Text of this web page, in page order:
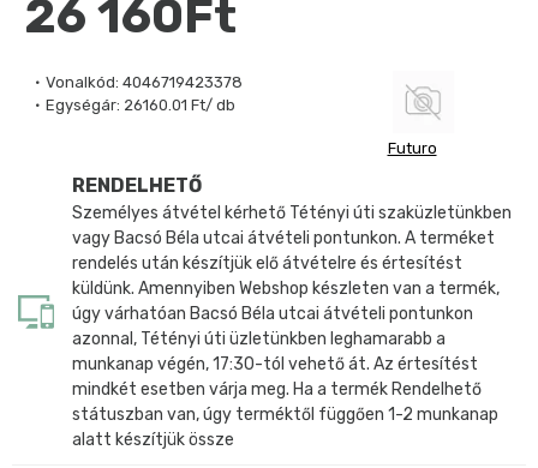
Vonalkód: 4046719423378
Egységár: 26160.01 Ft/ db
Futuro
26 160Ft
RENDELHETŐ
Személyes átvétel kérhető Tétényi úti szaküzletünkben
vagy Bacsó Béla utcai átvételi pontunkon. A terméket
rendelés után készítjük elő átvételre és értesítést
küldünk. Amennyiben Webshop készleten van a termék,
úgy várhatóan Bacsó Béla utcai átvételi pontunkon
azonnal, Tétényi úti üzletünkben leghamarabb a
munkanap végén, 17:30-tól vehető át. Az értesítést
mindkét esetben várja meg. Ha a termék Rendelhető
státuszban van, úgy terméktől függően 1-2 munkanap
alatt készítjük össze